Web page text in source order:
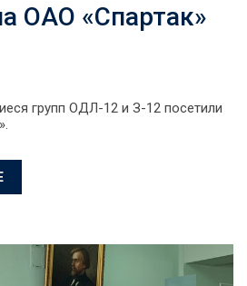
ОАО «Спартак»
групп ОДЛ-12 и З-12 посетили